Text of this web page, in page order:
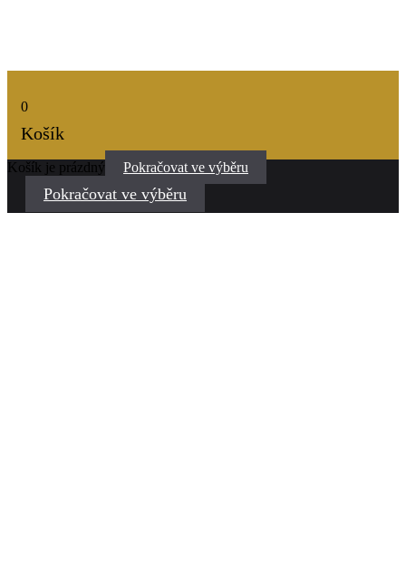
0
Košík
Košík je prázdný Pokračovat ve výběru
Pokračovat ve výběru